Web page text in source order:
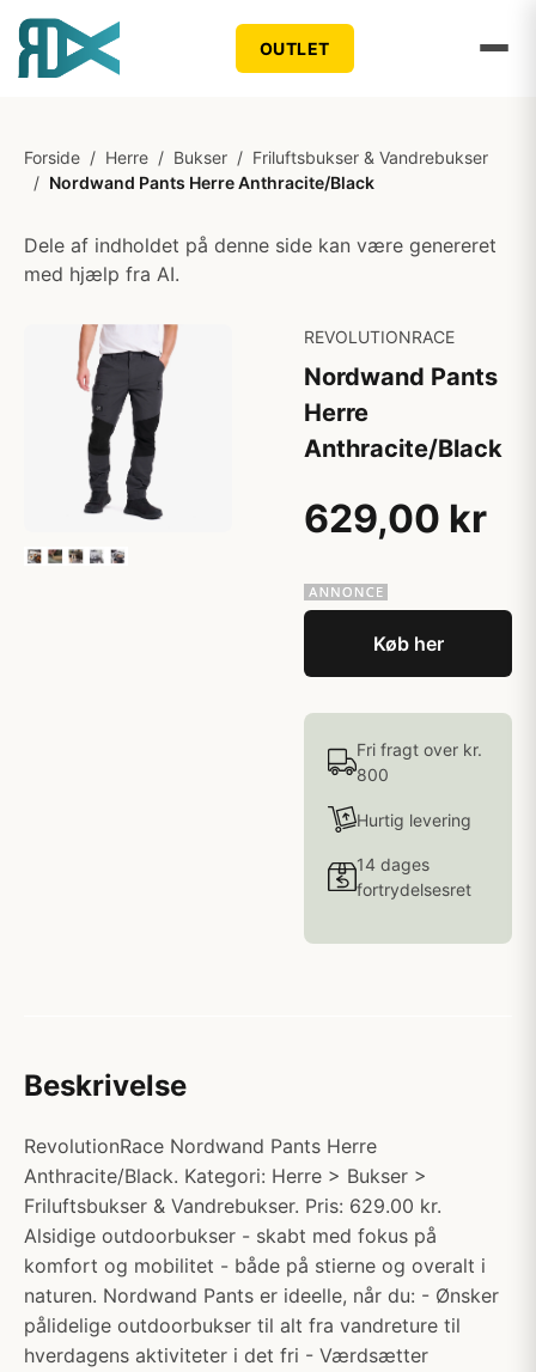
OUTLET
Forside / Herre / Bukser / Friluftsbukser & Vandrebukser
/ Nordwand Pants Herre Anthracite/Black
Dele af indholdet på denne side kan være genereret
med hjælp fra AI.
REVOLUTIONRACE
Nordwand Pants
Herre
Anthracite/Black
629,00 kr
Køb her
Fri fragt over kr.
800
Hurtig levering
14 dages
fortrydelsesret
Beskrivelse
RevolutionRace Nordwand Pants Herre
Anthracite/Black. Kategori: Herre > Bukser >
Friluftsbukser & Vandrebukser. Pris: 629.00 kr.
Alsidige outdoorbukser - skabt med fokus på
komfort og mobilitet - både på stierne og overalt i
naturen. Nordwand Pants er ideelle, når du: - Ønsker
pålidelige outdoorbukser til alt fra vandreture til
hverdagens aktiviteter i det fri - Værdsætter